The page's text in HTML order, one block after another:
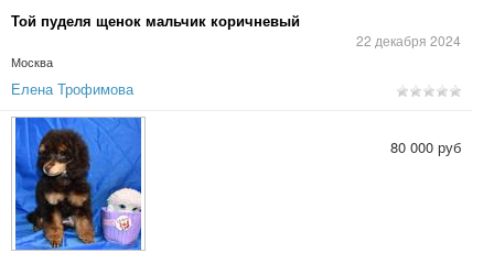
Той пуделя щенок мальчик коричневый
22 декабря 2024
Москва
Елена Трофимова
80 000 руб